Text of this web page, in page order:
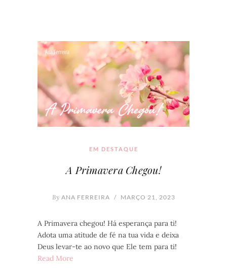
EM DESTAQUE
A Primavera Chegou!
By ANA FERREIRA / MARÇO 21, 2023
A Primavera chegou! Há esperança para ti!
Adota uma atitude de fé na tua vida e deixa
Deus levar-te ao novo que Ele tem para ti!
Read More